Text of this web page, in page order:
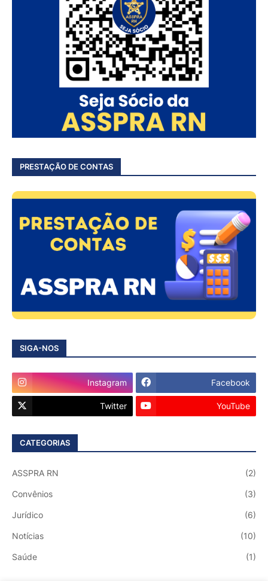
PRESTAÇÃO DE CONTAS
SIGA-NOS
Instagram Facebook
Twitter YouTube
CATEGORIAS
ASSPRA RN (2)
Convênios (3)
Jurídico (6)
Notícias (10)
Saúde (1)